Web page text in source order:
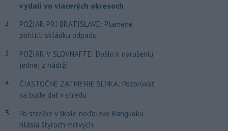
vydali vo viacerých okresoch
2
POŽIAR PRI BRATISLAVE: Plamene
pohltili skládku odpadu
3
POŽIAR V SLOVNAFTE: Došlo k narušeniu
jednej z nádrží
4
ČIASTOČNÉ ZATMENIE SLNKA: Pozorovať
sa bude dať v stredu
5
Po streľbe v škole neďaleko Bangkoku
hlásia štyroch mŕtvych